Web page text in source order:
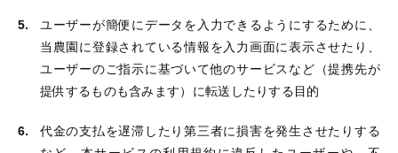
ユーザーが簡便にデータを入力できるようにするために、
当農園に登録されている情報を入力画面に表示させたり、
ユーザーのご指示に基づいて他のサービスなど（提携先が
提供するものも含みます）に転送したりする目的
代金の支払を遅滞したり第三者に損害を発生させたりする